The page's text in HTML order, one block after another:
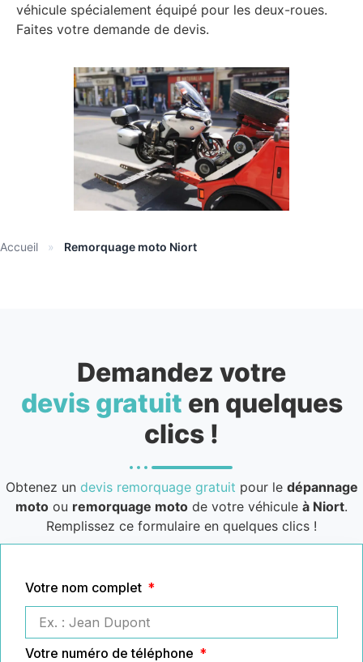
véhicule spécialement équipé pour les deux-roues.
Faites votre demande de devis.
Accueil » Remorquage moto Niort
Demandez votre
devis gratuit en quelques
clics !
Obtenez un devis remorquage gratuit pour le dépannage
moto ou remorquage moto de votre véhicule à Niort.
Remplissez ce formulaire en quelques clics !
Votre nom complet
Votre numéro de téléphone